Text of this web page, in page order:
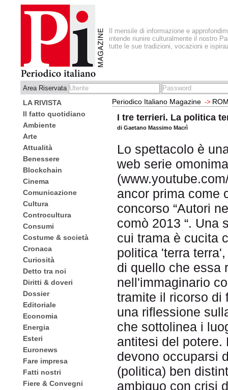
Il mensile di informazione e
intende riunire culturalmente il nostro
tutte le sue tradizioni, vocazioni e
Area Riservata
LA RIVISTA
Il fatto quotidiano
Ambiente
Arte
Attualità
Benessere
Blockchain
Cinema
Comunicazione
Cultura
Controcultura
Consumi
Costume & società
Cronaca
Curiosità
Detto tra noi
Diritti & doveri
Dossier
Editoriale
Economia
Energia
Esteri
Euronews
Fare impresa
Fatti nostri
Fiere & Convegni
Periodico Italiano Magazine ->
I tre terrieri. La politica
di Gaetano Massimo Macrì
Lo spettacolo è
web serie omonima
ancor prima come
concorso “Autori
comò 2013 “. Una
cui trama è cucita
politica 'terra
di quello che essa
nell'immaginario
tramite il ricorso di
una riflessione
che sottolinea i
antitesi del potere.
devono occuparsi
(politica) ben
ambiguo con crisi